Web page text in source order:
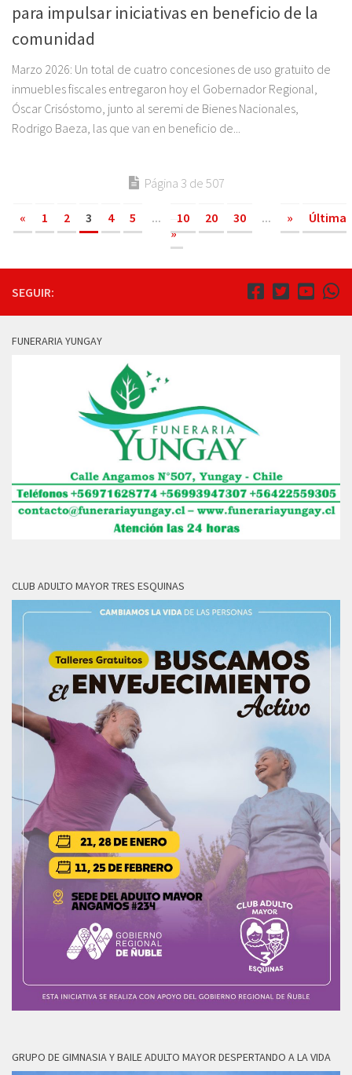
para impulsar iniciativas en beneficio de la
comunidad
Marzo 2026: Un total de cuatro concesiones de uso gratuito de
inmuebles fiscales entregaron hoy el Gobernador Regional,
Óscar Crisóstomo, junto al seremi de Bienes Nacionales,
Rodrigo Baeza, las que van en beneficio de...
Página 3 de 507
« 1 2 3 4 5 ... 10 20 30 ... »
Última
»
SEGUIR:
FUNERARIA YUNGAY
CLUB ADULTO MAYOR TRES ESQUINAS
GRUPO DE GIMNASIA Y BAILE ADULTO MAYOR DESPERTANDO A LA VIDA